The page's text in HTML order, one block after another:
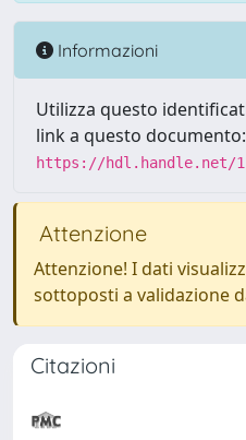
Informazioni
Utilizza questo
link a questo documento:
https://hdl.handle.net/
Attenzione
Attenzione! I dati
sottoposti a validazione
Citazioni